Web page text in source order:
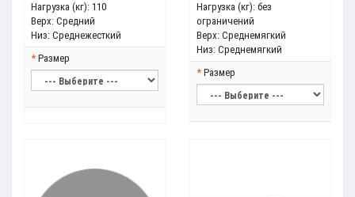
Нагрузка (кг): 110
Верх: Средний
Низ: Среднежесткий
Размер
Нагрузка (кг): без
ограничений
Верх: Среднемягкий
Низ: Среднемягкий
Размер